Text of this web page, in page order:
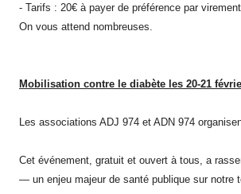
- Tarifs : 20€ à payer de préférence par
On vous attend nombreuses.
Mobilisation contre le diabète les 20-21
Les associations ADJ 974 et ADN 974
Cet événement, gratuit et ouvert à tous, a
— un enjeu majeur de santé publique sur notre